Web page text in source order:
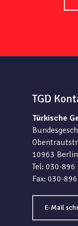
TGD
Türkische
10963 Berlin
Tel: 030-896
Fax: 030-
E-Mail